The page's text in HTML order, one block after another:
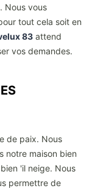
Nous vous
tout cela soit en
83 attend
vos demandes.
de paix. Nous
notre maison bien
'il neige. Nous
permettre de